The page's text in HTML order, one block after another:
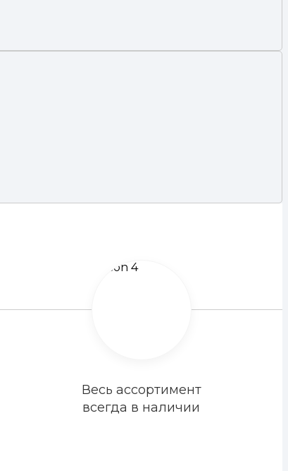
Весь ассортимент
всегда в наличии